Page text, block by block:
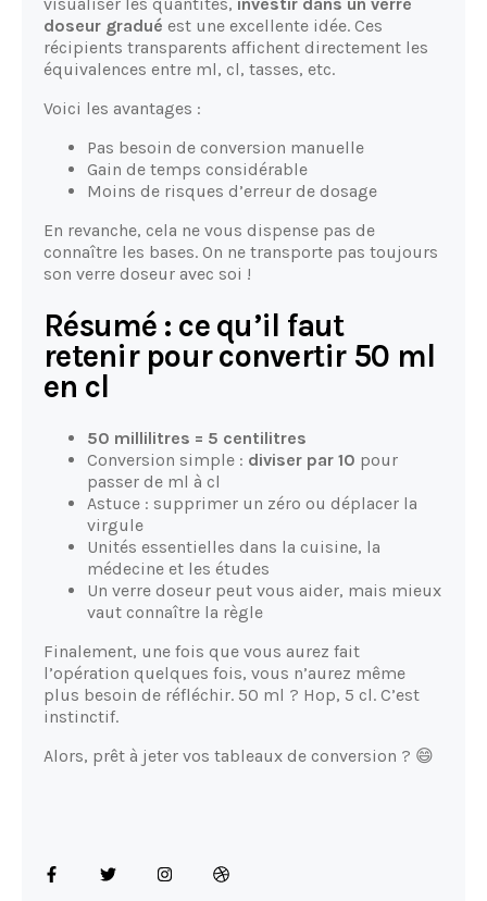
doseur gradué est une excellente idée. Ces
récipients transparents affichent directement les
équivalences entre ml, cl, tasses, etc.
Voici les avantages :
Pas besoin de conversion manuelle
Gain de temps considérable
Moins de risques d’erreur de dosage
En revanche, cela ne vous dispense pas de
connaître les bases. On ne transporte pas toujours
son verre doseur avec soi !
Résumé : ce qu’il faut
retenir pour convertir 50 ml
en cl
50 millilitres = 5 centilitres
Conversion simple : diviser par 10 pour
passer de ml à cl
Astuce : supprimer un zéro ou déplacer la
virgule
Unités essentielles dans la cuisine, la
médecine et les études
Un verre doseur peut vous aider, mais mieux
vaut connaître la règle
Finalement, une fois que vous aurez fait
l’opération quelques fois, vous n’aurez même
plus besoin de réfléchir. 50 ml ? Hop, 5 cl. C’est
instinctif.
Alors, prêt à jeter vos tableaux de conversion ? 😄